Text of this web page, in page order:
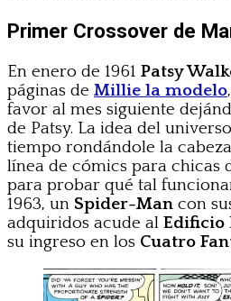
Primer Crossover de
En enero de 1961 Patsy
páginas de Millie la modelo
favor al mes siguiente
de Patsy. La idea del
tiempo rondándole la
línea de cómics para chicas
para probar qué tal
1963, un Spider-Man con
adquiridos acude al Edificio
su ingreso en los Cuatro